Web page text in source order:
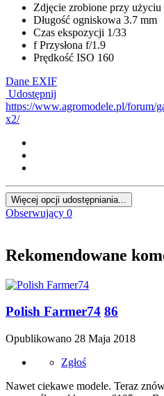
Zdjęcie zrobione przy użyciu
Długość ogniskowa 3.7 mm
Czas ekspozycji 1/33
f Przysłona f/1.9
Prędkość ISO 160
Dane EXIF
Udostępnij
https://www.agromodele.pl/forum/
x2/
Więcej opcji udostępniania...
Obserwujący 0
Rekomendowane
Polish Farmer74 86
Opublikowano 28 Maja 2018
Zgłoś
Nawet ciekawe modele. Teraz